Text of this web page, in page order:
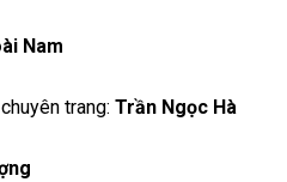
Nam
trang: Trần Ngọc Hà